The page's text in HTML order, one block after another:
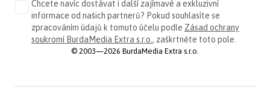
Chcete navíc dostávat i další zajímavé a exkluzivní
informace od našich partnerů? Pokud souhlasíte se
zpracováním údajů k tomuto účelu podle Zásad ochrany
soukromí BurdaMedia Extra s.r.o., zaškrtněte toto pole.
© 2003—2026 BurdaMedia Extra s.r.o.